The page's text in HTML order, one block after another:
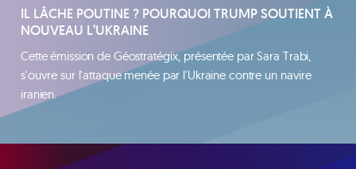
IL LÂCHE POUTINE ? POURQUOI TRUMP SOUTIENT À
NOUVEAU L’UKRAINE
Cette émission de Géostratégix, présentée par Sara Trabi,
s'ouvre sur l'attaque menée par l'Ukraine contre un navire
iranien.